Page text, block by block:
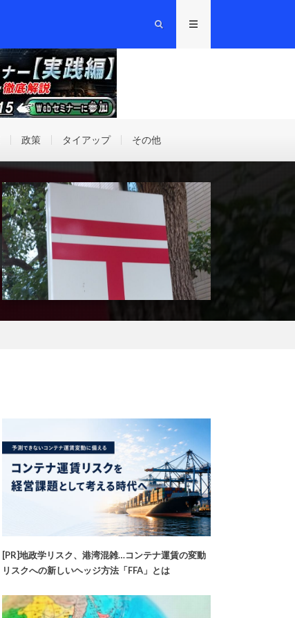
政策 タイアップ その他
[PR]地政学リスク、港湾混雑…コンテナ運賃の変動
リスクへの新しいヘッジ方法「FFA」とは